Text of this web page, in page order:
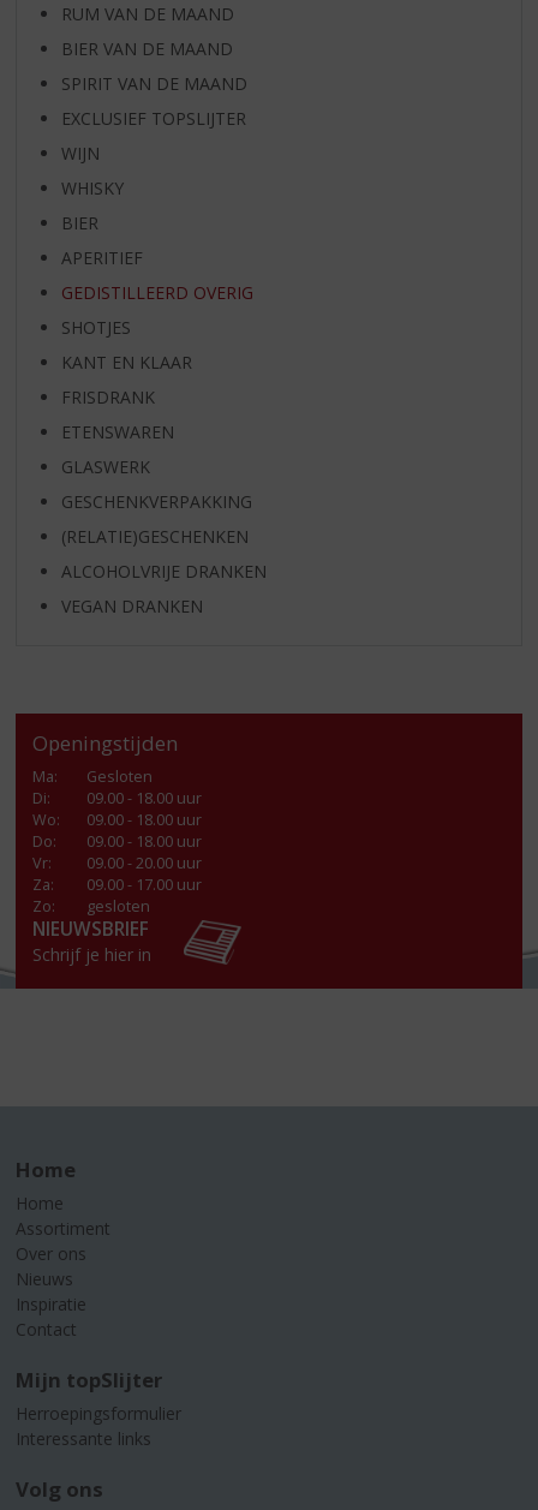
RUM VAN DE MAAND
BIER VAN DE MAAND
SPIRIT VAN DE MAAND
EXCLUSIEF TOPSLIJTER
WIJN
WHISKY
BIER
APERITIEF
GEDISTILLEERD OVERIG
SHOTJES
KANT EN KLAAR
FRISDRANK
ETENSWAREN
GLASWERK
GESCHENKVERPAKKING
(RELATIE)GESCHENKEN
ALCOHOLVRIJE DRANKEN
VEGAN DRANKEN
Openingstijden
Ma:
Gesloten
Di:
09.00 - 18.00 uur
Wo:
09.00 - 18.00 uur
Do:
09.00 - 18.00 uur
Vr:
09.00 - 20.00 uur
Za:
09.00 - 17.00 uur
Zo:
gesloten
NIEUWSBRIEF
Schrijf je hier in
Home
Home
Assortiment
Over ons
Nieuws
Inspiratie
Contact
Mijn topSlijter
Herroepingsformulier
Interessante links
Volg ons